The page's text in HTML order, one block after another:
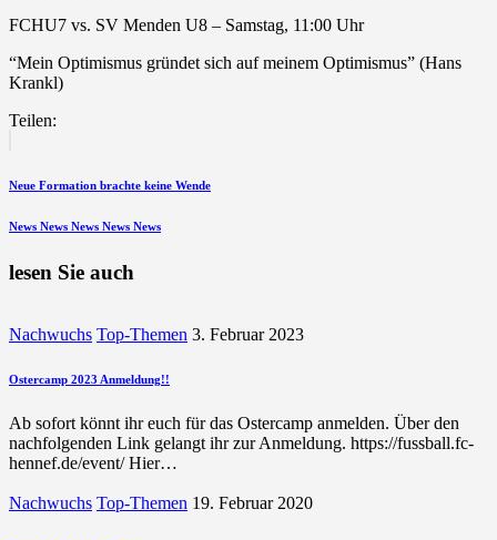
FCHU7 vs. SV Menden U8 – Samstag, 11:00 Uhr
“Mein Optimismus gründet sich auf meinem Optimismus” (Hans
Krankl)
Teilen:
Neue Formation brachte keine Wende
nächsten
News News News News News
lesen Sie auch
Nachwuchs Top-Themen 3. Februar 2023
Ostercamp 2023 Anmeldung!!
Ab sofort könnt ihr euch für das Ostercamp anmelden. Über den
nachfolgenden Link gelangt ihr zur Anmeldung. https://fussball.fc-
hennef.de/event/ Hier…
Nachwuchs Top-Themen 19. Februar 2020